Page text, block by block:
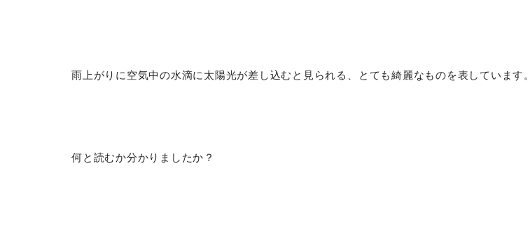
雨上がりに空気中の水滴に太陽光が差し込むと見られる、とても綺麗なものを表しています。
何と読むか分かりましたか？